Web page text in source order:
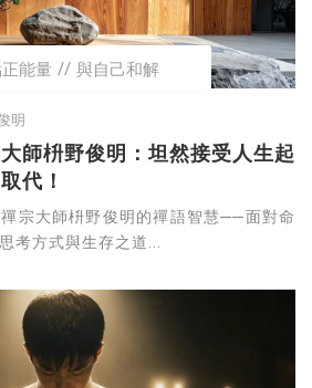
能量 與自己和解
明
師枡野俊明：坦然接受人生起
代！
宗大師枡野俊明的禪語智慧──面對命
考方式與生存之道...